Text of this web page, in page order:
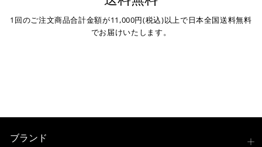
1回のご注文商品合計金額が11,000円(税込)以上で日本全国送料無料
でお届けいたします。
ブランド